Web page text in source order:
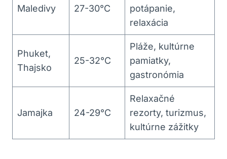
Maledivy 27-30°C
potápanie,
relaxácia
Phuket,
Thajsko
25-32°C
Pláže, kultúrne
pamiatky,
gastronómia
Jamajka 24-29°C
Relaxačné
rezorty, turizmus,
kultúrne zážitky